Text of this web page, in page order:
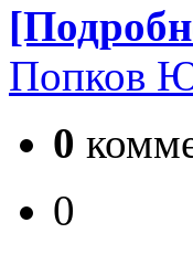
Попков
0
0